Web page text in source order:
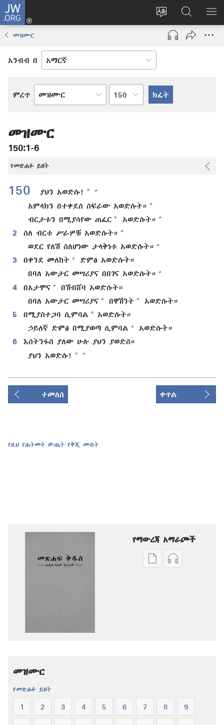
JW.ORG
የድረ
ገጹን
ቋንቋ
ግባ
(አዲስ
ዊንዶው
JW.ORG
ላይ
መፈለጊያ
መዝሙር
አንብብ በ
ምረጥ
የመጽሐፍ
በምዕራፍ
መዝሙር
150:1-6
የመጽሐፉ ይዘት
150 ያህን አወድሱ! * +
አምላክን በተቀደሰ ስፍራው አወድሱት። +
ብርታቱን በሚያሳየው ጠፈር * አወድሱት። +
2 ስለ ብርቱ ሥራዎቹ አወድሱት። +
ወደር የለሽ ስለሆነው ታላቅነቱ አወድሱት። +
3 በቀንደ መለከት +
ድምፅ አወድሱት።
በባለ አውታር መሣሪያና በበገና አወድሱት። +
4 በአታሞና +
በሽብሸባ አወድሱት።
በባለ አውታር መሣሪያና + በዋሽንት +
አወድሱት።
5
በሚያስተጋባ ሲምባል * አወድሱት።
ኃይለኛ ድምፅ በሚያወጣ ሲምባል +
አወድሱት።
6
እስትንፋስ ያለው ሁሉ ያህን ያወድስ።
ያህን አወድሱ! * +
ተመለስ ቀጥል
የዚህ የሕትመት ውጤት የቅጂ መብት
የማውረጃ አማራጮች
የሕትመትኦዲዮዎችን
መዝሙር
የመጽሐፉ ይዘት
1 2 3 4 5 6 7 8 9